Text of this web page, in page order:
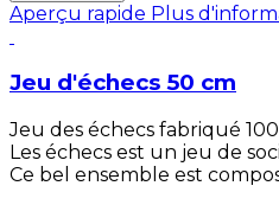
Aperçu rapide Plus
Jeu d'échecs 50 cm
Jeu des échecs fabriqué
Les échecs est un jeu de
Ce bel ensemble est